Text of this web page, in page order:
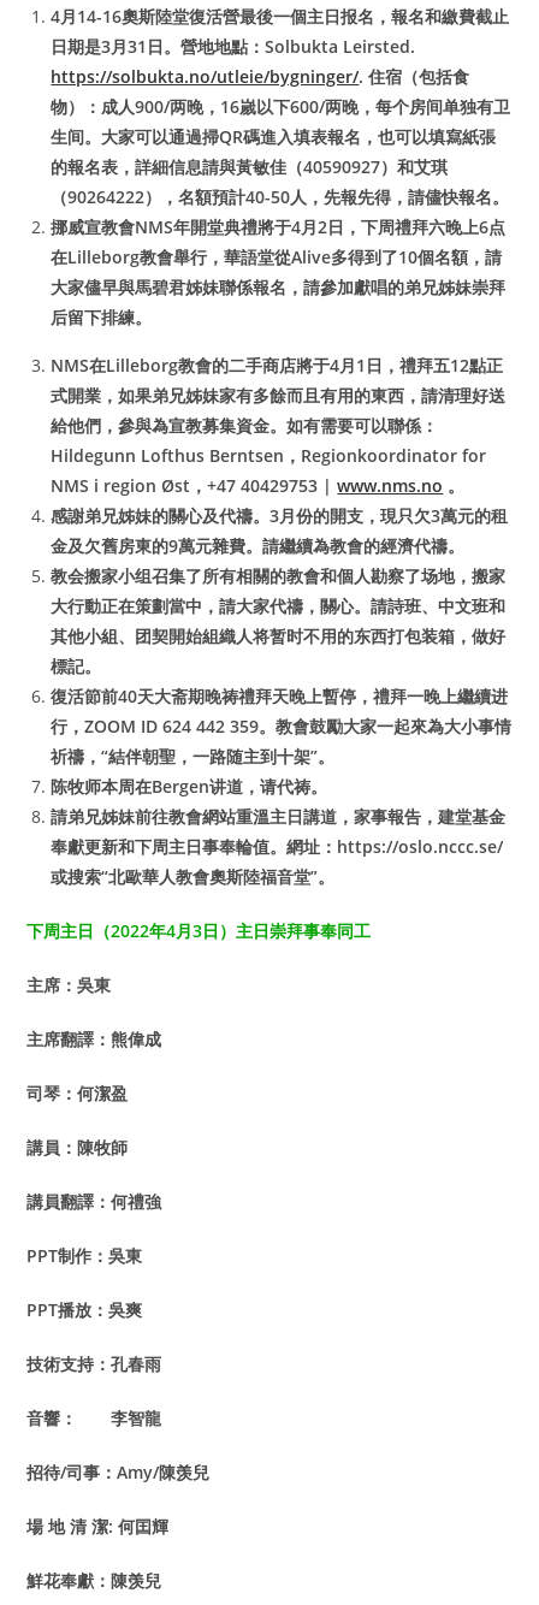
4月14-16奧斯陸堂復活營最後一個主日报名，報名和繳費截止
日期是3月31日。營地地點：Solbukta Leirsted.
https://solbukta.no/utleie/bygninger/.住宿（包括食
物）：成人900/两晚，16嵗以下600/两晚，每个房间单独有卫
生间。 大家可以通過掃QR碼進入填表報名，也可以填寫紙張
的報名表，詳細信息請與黃敏佳（40590927）和艾琪
（90264222），名額預計40-50人，先報先得，請儘快報名。
挪威宣教會NMS年開堂典禮將于4月2日，下周禮拜六晚上6点
在Lilleborg教會舉行，華語堂從Alive多得到了10個名額，請
大家儘早與馬碧君姊妹聯係報名，請參加獻唱的弟兄姊妹崇拜
后留下排練。
NMS在Lilleborg教會的二手商店將于4月1日，禮拜五12點正
式開業，如果弟兄姊妹家有多餘而且有用的東西，請清理好送
給他們，參與為宣教募集資金。如有需要可以聯係：
Hildegunn Lofthus Berntsen，Regionkoordinator for
NMS i region Øst，+47 40429753 |www.nms.no 。
感謝弟兄姊妹的關心及代禱。3月份的開支，現只欠3萬元的租
金及欠舊房東的9萬元雜費。請繼續為教會的經濟代禱。
教会搬家小组召集了所有相關的教會和個人勘察了场地，搬家
大行動正在策劃當中，請大家代禱，關心。請詩班、中文班和
其他小組、团契開始組織人将暂时不用的东西打包装箱，做好
標記。
復活節前40天大斋期晚祷禮拜天晚上暫停，禮拜一晚上繼續进
行，ZOOM ID 624 442 359。教會鼓勵大家一起來為大小事情
祈禱，“結伴朝聖，一路随主到十架”。
陈牧师本周在Bergen讲道，请代祷。
請弟兄姊妹前往教會網站重溫主日講道，家事報告，建堂基金
奉獻更新和下周主日事奉輪值。網址：https://oslo.nccc.se/
或搜索“北歐華人教會奧斯陸福音堂”。
下周主日（2022年4月3日）主日崇拜事奉同工
主席：吳東
主席翻譯：熊偉成
司琴：何潔盈
講員：陳牧師
講員翻譯：何禮強
PPT制作：吳東
PPT播放：吳爽
技術支持：孔春雨
音響： ​​李智龍
招待/司事：Amy/陳羡兒
場 地 清 潔: 何囯輝
鮮花奉獻：陳羡兒